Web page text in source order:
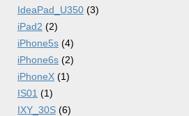
IdeaPad_U350 (3)
iPad2 (2)
iPhone5s (4)
iPhone6s (2)
iPhoneX (1)
IS01 (1)
IXY_30S (6)